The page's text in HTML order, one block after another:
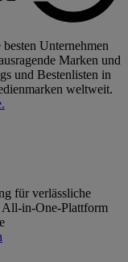
Unternehmen
Marken und
und Bestenlisten in
weltweit.
für verlässliche
All-in-One-Plattform